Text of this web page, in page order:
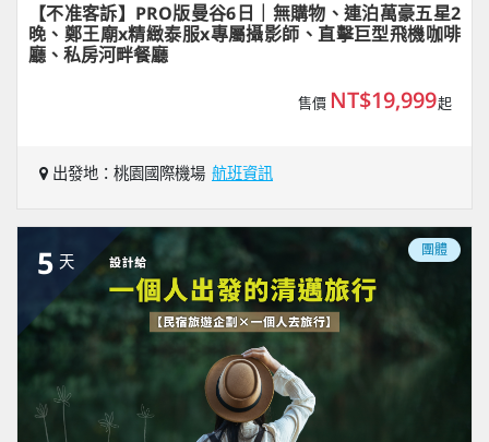
【不准客訴】PRO版曼谷6日｜無購物、連泊萬豪五星2
晚、鄭王廟x精緻泰服x專屬攝影師、直擊巨型飛機咖啡
廳、私房河畔餐廳
售價 NT$19,999起
出發地：桃園國際機場 航班資訊
5 天
團體